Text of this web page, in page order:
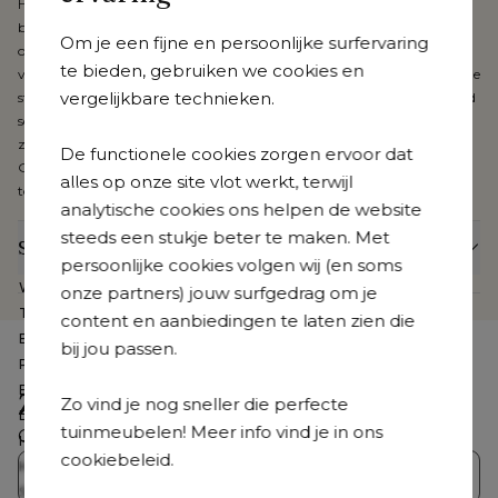
Om je een fijne en persoonlijke surfervaring
te bieden, gebruiken we cookies en
vergelijkbare technieken.
De functionele cookies zorgen ervoor dat
alles op onze site vlot werkt, terwijl
analytische cookies ons helpen de website
steeds een stukje beter te maken. Met
persoonlijke cookies volgen wij (en soms
onze partners) jouw surfgedrag om je
content en aanbiedingen te laten zien die
bij jou passen.
Zo vind je nog sneller die perfecte
tuinmeubelen! Meer info vind je in ons
cookiebeleid.
Het kussen is gemaakt van All Weather Cosytica waardoor je je
buitenbeleving een indoor toets geeft. De stof heeft een speciaal
ontwikkelde coating en is daardoor waterresistent, vuilafstotend en
vlekbestendig. Dankzij de diepe kleuring van de polypropyleen vezel is de
stof slijt- en kleurvast. Gecombineerd met een dubbele laag sneldrogend
schuim met open poriënstructuur creëer je het comfortabelste
zitcomfort ooit.
Geniet van buitengewone keuze en design, met uitzonderlijke
topkwaliteit.
Specificaties
Webartikelnummer
CB39883985
Te zien in de showroom
Beschermhoes inbegrepen
Product collectie
Breedte
Diepte
59 cm
Hoogte
75.5 cm
Hoogte zitting
Stapelbaar
Zoek je iets anders?
Ontdek ons volledig aanbod